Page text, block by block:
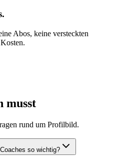
Abos, keine versteckten
musst
rund um Profilbild.
so wichtig?